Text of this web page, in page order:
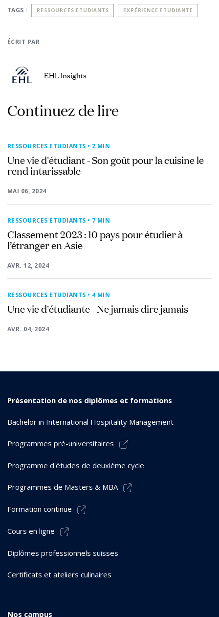
TAGS : RESSOURCES ETUDIANTS EXPÉRIENCE ETUDIANTE
ÉCRIT PAR
EHL Insights
Continuez de lire
RESSOURCES ETUDIANTS • 2 MIN
Une vie d'étudiant - Son goût pour la cuisine le
rend intarissable
MAI 06, 2024
RESSOURCES ETUDIANTS • 7 MIN
Classement 2023 : 10 pays pour étudier à
l’étranger en Asie
AVR. 12, 2024
RESSOURCES ETUDIANTS • 4 MIN
Une vie d'étudiante - Ne jamais dire jamais
AVR. 04, 2024
Présentation de nos diplômes et formations
Bachelor in International Hospitality Management
Programmes pré-universitaires
Programme d'études de deuxième cycle
Programmes de Masters & MBA
Formation continue
Cours en ligne
Diplômes professionnels suisses
Certificats et ateliers culinaires
Nos campus